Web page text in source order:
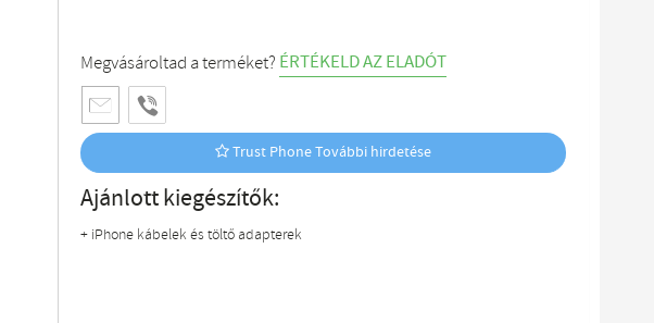
Megvásároltad a terméket? ÉRTÉKELD AZ ELADÓT
Trust Phone További hirdetése
Ajánlott kiegészítők:
+ iPhone kábelek és töltő adapterek